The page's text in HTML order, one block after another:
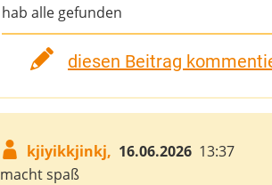
hab alle gefunden
diesen Beitrag
kjiyikkjinkj, 16.06.2026 13:37
macht spaß